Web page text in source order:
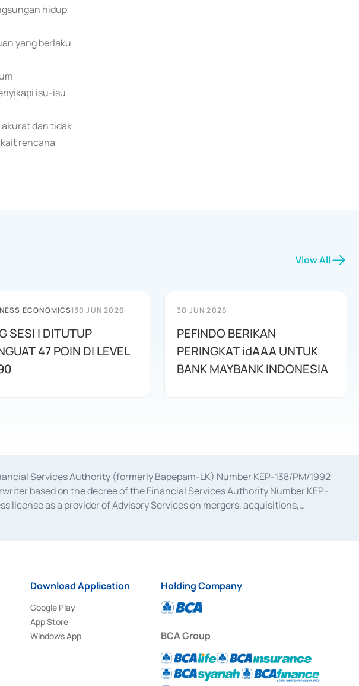
hidup
yang berlaku
isu-isu
dan tidak
rencana
View All
ECONOMICS|30 JUN 2026
SESI I DITUTUP
47 POIN DI LEVEL
30 JUN 2026
PEFINDO BERIKAN
PERINGKAT idAAA UNTUK
BANK MAYBANK INDONESIA
Services Authority (formerly Bapepam-LK) Number KEP-138/PM/1992
based on the decree of the Financial Services Authority Number KEP-
license as a provider of Advisory Services on mergers, acquisitions,
2014 dated February 28, 2014, a business license as a provider of
Download Application
Google Play
App Store
Windows App
Holding Company
BCA Group